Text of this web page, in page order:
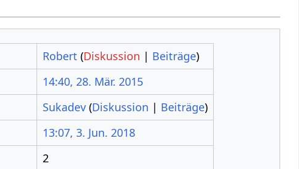
Robert (Diskussion | Beiträge)
14:40, 28. Mär. 2015
Sukadev (Diskussion | Beiträge)
13:07, 3. Jun. 2018
2